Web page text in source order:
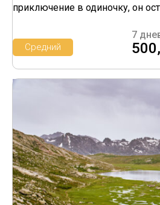
приключение в одиночку, он
7
Средний